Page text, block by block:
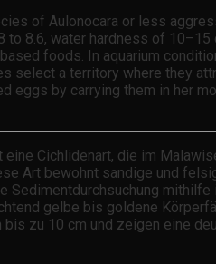
of Aulonocara or less
8.6, water hardness of 10–15
foods. In aquarium
a territory where they
by carrying them in her
Cichlidenart, die im
Art bewohnt sandige und
gelbe bis goldene
zu 10 cm und zeigen eine